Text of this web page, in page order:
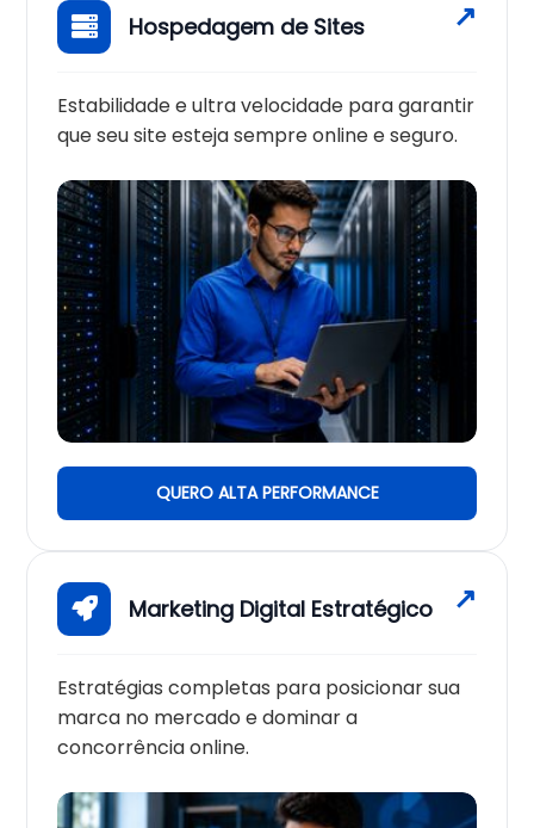
Hospedagem de Sites
Estabilidade e ultra velocidade para garantir
que seu site esteja sempre online e seguro.
QUERO ALTA PERFORMANCE
Marketing Digital Estratégico
Estratégias completas para posicionar sua
marca no mercado e dominar a
concorrência online.